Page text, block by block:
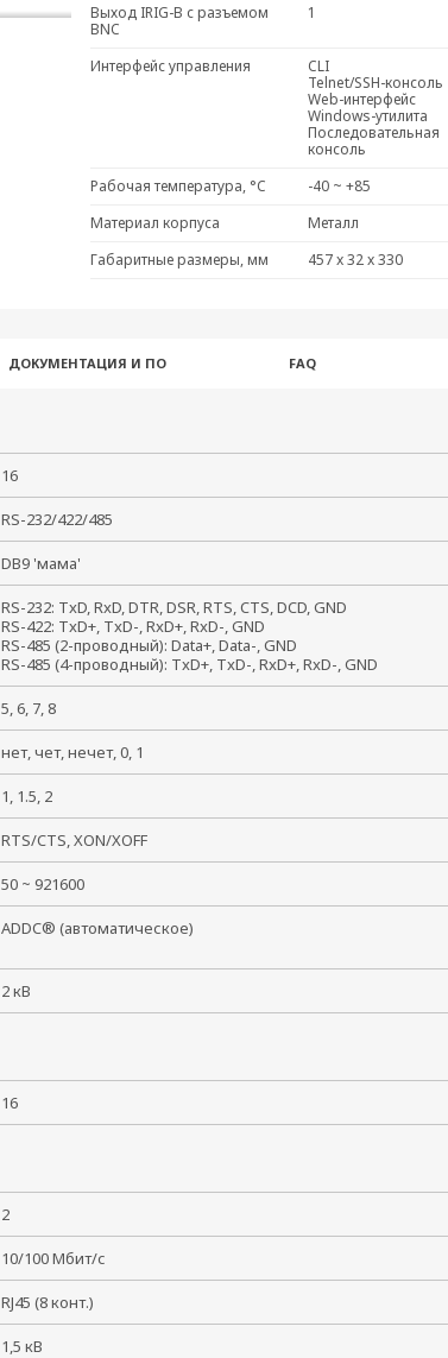
Выход IRIG-B с разъемом
BNC
1
Интерфейс управления
CLI
Telnet/SSH-консоль
Web-интерфейс
Windows-утилита
Последовательная
консоль
Рабочая температура, °C
-40 ~ +85
Материал корпуса
Металл
Габаритные размеры, мм
457 x 32 x 330
ДОКУМЕНТАЦИЯ И ПО FAQ
16
RS-232/422/485
DB9 'мама'
RS-232: TxD, RxD, DTR, DSR, RTS, CTS, DCD, GND
RS-422: TxD+, TxD-, RxD+, RxD-, GND
RS-485 (2-проводный): Data+, Data-, GND
RS-485 (4-проводный): TxD+, TxD-, RxD+, RxD-, GND
5, 6, 7, 8
нет, чет, нечет, 0, 1
1, 1.5, 2
RTS/CTS, XON/XOFF
50 ~ 921600
ADDC® (автоматическое)
2 кВ
16
2
10/100 Мбит/с
RJ45 (8 конт.)
1,5 кВ